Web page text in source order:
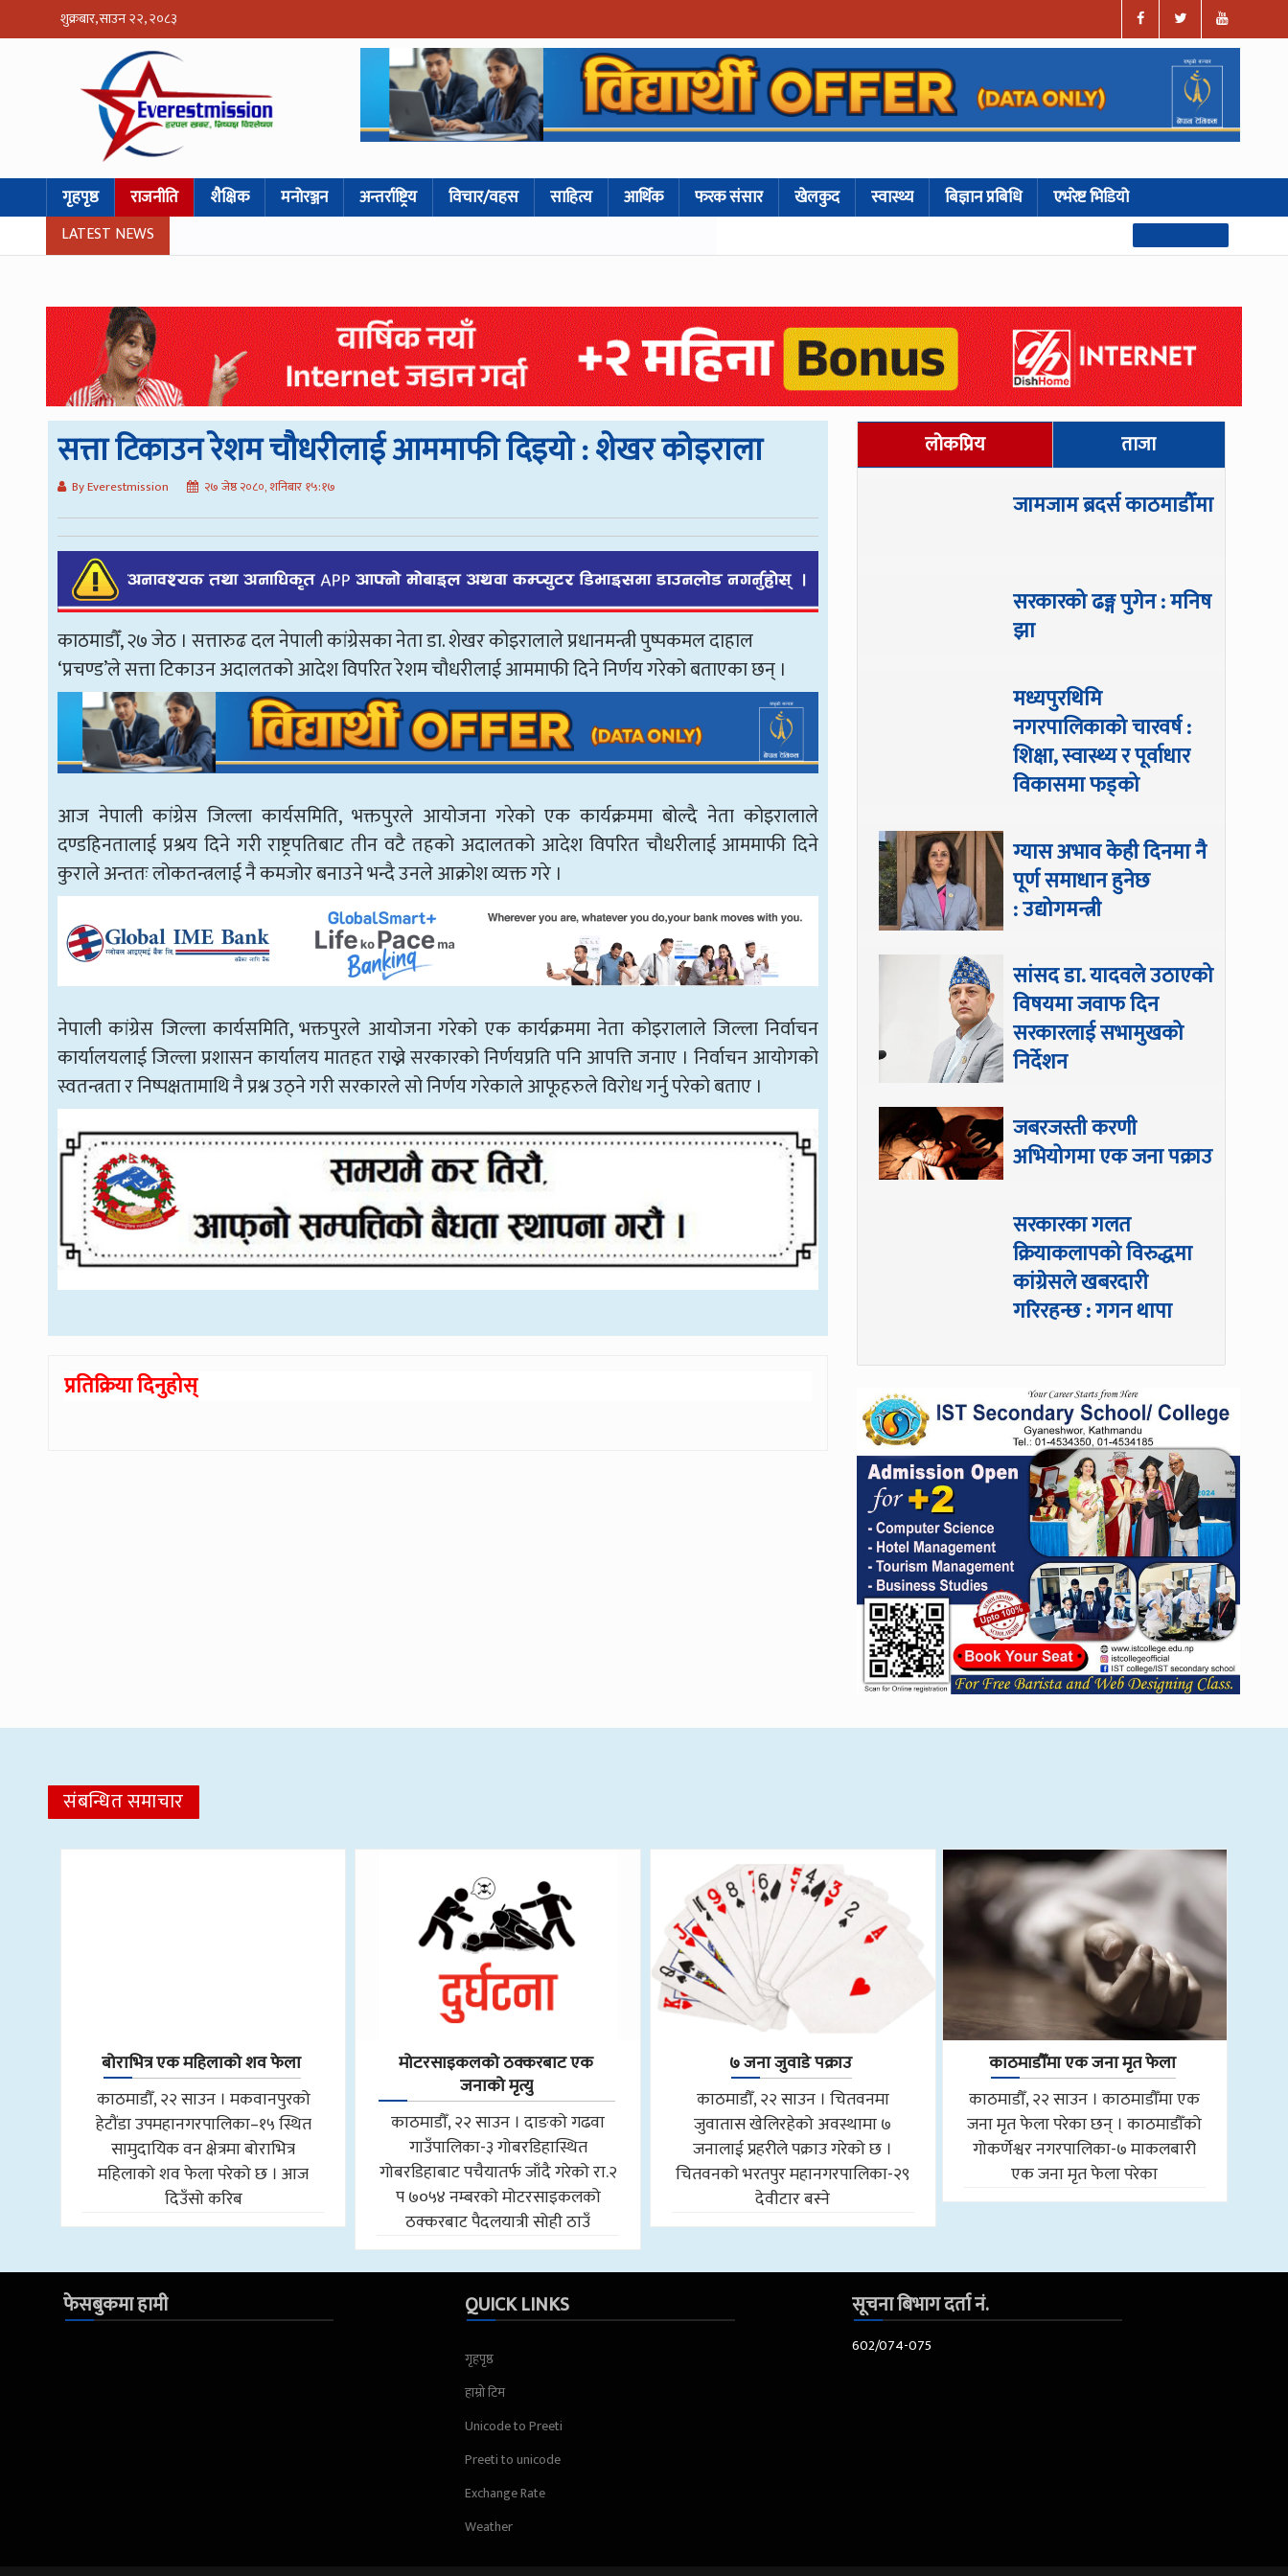
शुक्रबार, साउन २२, २०८३
गृहपृष्ठ राजनीति शैक्षिक मनोरञ्जन अन्तर्राष्ट्रिय विचार/वहस साहित्य आर्थिक फरक संसार खेलकुद स्वास्थ्य बिज्ञान प्रबिधि एभरेष्ट भिडियो
LATEST NEWS
सत्ता टिकाउन रेशम चौधरीलाई आममाफी दिइयो : शेखर कोइराला
By Everestmission २७ जेष्ठ २०८०, शनिबार १५:१७
काठमाडौँ, २७ जेठ । सत्तारुढ दल नेपाली कांग्रेसका नेता डा. शेखर कोइरालाले प्रधानमन्त्री पुष्पकमल दाहाल
‘प्रचण्ड’ले सत्ता टिकाउन अदालतको आदेश विपरित रेशम चौधरीलाई आममाफी दिने निर्णय गरेको बताएका छन् ।
आज नेपाली कांग्रेस जिल्ला कार्यसमिति, भक्तपुरले आयोजना गरेको एक कार्यक्रममा बोल्दै नेता कोइरालाले
दण्डहिनतालाई प्रश्रय दिने गरी राष्ट्रपतिबाट तीन वटै तहको अदालतको आदेश विपरित चौधरीलाई आममाफी दिने
कुराले अन्ततः लोकतन्त्रलाई नै कमजोर बनाउने भन्दै उनले आक्रोश व्यक्त गरे ।
नेपाली कांग्रेस जिल्ला कार्यसमिति, भक्तपुरले आयोजना गरेको एक कार्यक्रममा नेता कोइरालाले जिल्ला निर्वाचन
कार्यालयलाई जिल्ला प्रशासन कार्यालय मातहत राख्ने सरकारको निर्णयप्रति पनि आपत्ति जनाए । निर्वाचन आयोगको
स्वतन्त्रता र निष्पक्षतामाथि नै प्रश्न उठ्ने गरी सरकारले सो निर्णय गरेकाले आफूहरुले विरोध गर्नु परेको बताए ।
प्रतिक्रिया दिनुहोस्
लोकप्रिय ताजा
जामजाम ब्रदर्स काठमाडौँमा
सरकारको ढङ्ग पुगेन : मनिष
झा
मध्यपुरथिमि
नगरपालिकाको चारवर्ष :
शिक्षा, स्वास्थ्य र पूर्वाधार
विकासमा फड्को
ग्यास अभाव केही दिनमा नै
पूर्ण समाधान हुनेछ
: उद्योगमन्त्री
सांसद डा‍‍. यादवले उठाएको
विषयमा जवाफ दिन
सरकारलाई सभामुखको
निर्देशन
जबरजस्ती करणी
अभियोगमा एक जना पक्राउ
सरकारका गलत
क्रियाकलापको विरुद्धमा
कांग्रेसले खबरदारी
गरिरहन्छ : गगन थापा
संबन्धित समाचार
बोराभित्र एक महिलाको शव फेला
काठमाडौँ, २२ साउन । मकवानपुरको
हेटौंडा उपमहानगरपालिका–१५ स्थित
सामुदायिक वन क्षेत्रमा बोराभित्र
महिलाको शव फेला परेको छ । आज
दिउँसो करिब
मोटरसाइकलको ठक्करबाट एक
जनाको मृत्यु
काठमाडौँ, २२ साउन । दाङको गढवा
गाउँपालिका-३ गोबरडिहास्थित
गोबरडिहाबाट पचैयातर्फ जाँदै गरेको रा.२
प ७०५४ नम्बरको मोटरसाइकलको
ठक्करबाट पैदलयात्री सोही ठाउँ
७ जना जुवाडे पक्राउ
काठमाडौँ, २२ साउन । चितवनमा
जुवातास खेलिरहेको अवस्थामा ७
जनालाई प्रहरीले पक्राउ गरेको छ ।
चितवनको भरतपुर महानगरपालिका-२९
देवीटार बस्ने
काठमाडौँमा एक जना मृत फेला
काठमाडौँ, २२ साउन । काठमाडौँमा एक
जना मृत फेला परेका छन् । काठमाडौँको
गोकर्णेश्वर नगरपालिका-७ माकलबारी
एक जना मृत फेला परेका
फेसबुकमा हामी QUICK LINKS
गृहपृष्ठ
हाम्रो टिम
Unicode to Preeti
Preeti to unicode
Exchange Rate
Weather
सूचना बिभाग दर्ता नं.
602/074-075